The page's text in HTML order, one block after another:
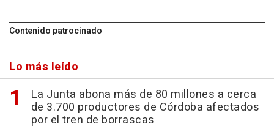
Contenido patrocinado
Lo más leído
La Junta abona más de 80 millones a cerca
de 3.700 productores de Córdoba afectados
por el tren de borrascas